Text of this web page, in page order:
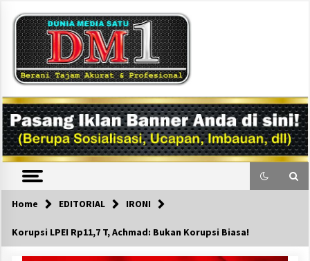
content
DM1
Home EDITORIAL IRONI
Korupsi LPEI Rp11,7 T, Achmad: Bukan Korupsi Biasa!